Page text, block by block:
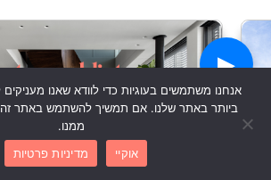
▶
אנחנו משתמשים בעוגיות כדי לוודא שאנו
ביותר באתר שלנו. אם תמשיך להשתמש באתר
ממנו.
אוקיי
מדיניות פרטיות